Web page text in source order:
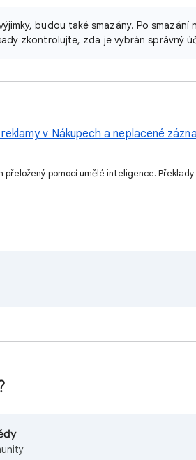
budou také smazány. Po smazání
zkontrolujte, zda je vybrán správný
v Nákupech a neplacené
pomocí umělé inteligence. Překlady